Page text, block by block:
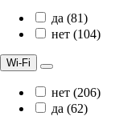
да (81)
нет (104)
Wi-Fi
нет (206)
да (62)